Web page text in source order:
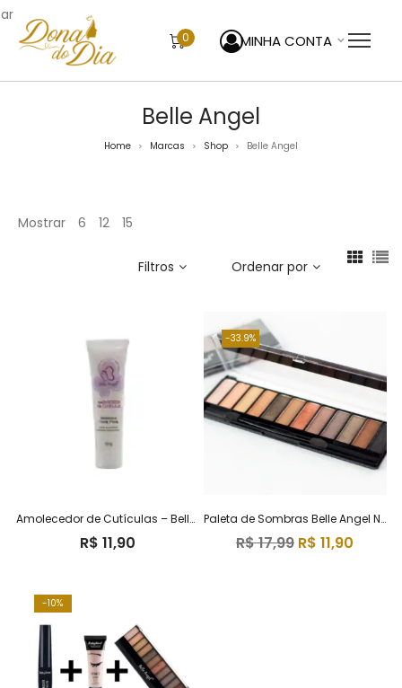
0 MINHA CONTA
Belle Angel
Home > Marcas > Shop > Belle Angel
Mostrar 6 12 15
Filtros Ordenar por
Amolecedor de Cutículas – Belle Angel
R$ 11,90
33.9%
Paleta de Sombras Belle Angel Nude Shine
R$17,99 R$ 11,90
10%